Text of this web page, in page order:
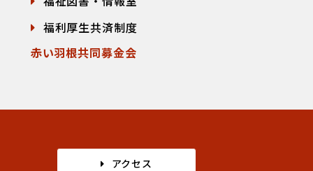
福利厚生共済制度
赤い羽根共同募金会
アクセス